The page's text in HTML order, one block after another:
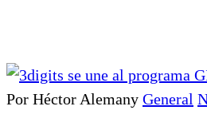
Por Héctor Alemany General